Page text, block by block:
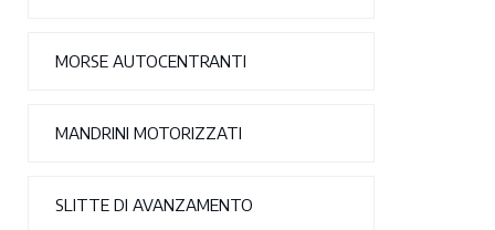
MORSE AUTOCENTRANTI
MANDRINI MOTORIZZATI
SLITTE DI AVANZAMENTO